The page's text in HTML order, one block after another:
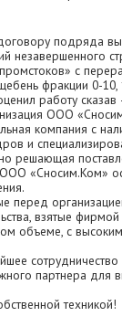
подряда
незавершенного
с
фракции 0-10,
работу
ООО
компания с
и
решающая
«Сносим.Ком»
перед
взятые
объеме, с
партнера для
техникой!